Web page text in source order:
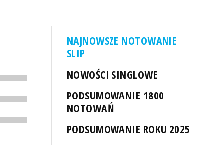
NAJNOWSZE NOTOWANIE
SLIP
NOWOŚCI SINGLOWE
PODSUMOWANIE 1800
NOTOWAŃ
PODSUMOWANIE ROKU 2025